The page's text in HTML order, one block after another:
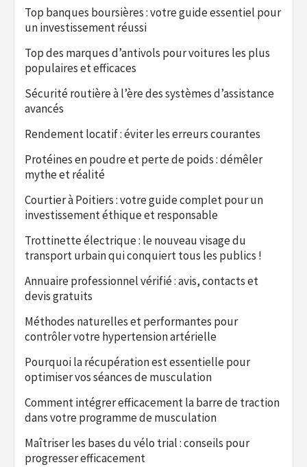
Top banques boursières : votre guide essentiel pour
un investissement réussi
Top des marques d’antivols pour voitures les plus
populaires et efficaces
Sécurité routière à l’ère des systèmes d’assistance
avancés
Rendement locatif : éviter les erreurs courantes
Protéines en poudre et perte de poids : démêler
mythe et réalité
Courtier à Poitiers : votre guide complet pour un
investissement éthique et responsable
Trottinette électrique : le nouveau visage du
transport urbain qui conquiert tous les publics !
Annuaire professionnel vérifié : avis, contacts et
devis gratuits
Méthodes naturelles et performantes pour
contrôler votre hypertension artérielle
Pourquoi la récupération est essentielle pour
optimiser vos séances de musculation
Comment intégrer efficacement la barre de traction
dans votre programme de musculation
Maîtriser les bases du vélo trial : conseils pour
progresser efficacement